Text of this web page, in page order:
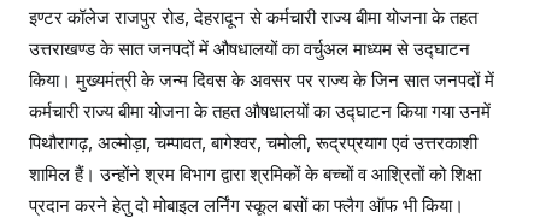
इण्टर कॉलेज राजपुर रोड, देहरादून से कर्मचारी राज्य बीमा योजना के तहत
उत्तराखण्ड के सात जनपदों में औषधालयों का वर्चुअल माध्यम से उद्घाटन
किया। मुख्यमंत्री के जन्म दिवस के अवसर पर राज्य के जिन सात जनपदों में
कर्मचारी राज्य बीमा योजना के तहत औषधालयों का उद्घाटन किया गया उनमें
पिथौरागढ़, अल्मोड़ा, चम्पावत, बागेश्वर, चमोली, रूद्रप्रयाग एवं उत्तरकाशी
शामिल हैं। उन्होंने श्रम विभाग द्वारा श्रमिकों के बच्चों व आश्रितों को शिक्षा
प्रदान करने हेतु दो मोबाइल लर्निंग स्कूल बसों का फ्लैग ऑफ भी किया।